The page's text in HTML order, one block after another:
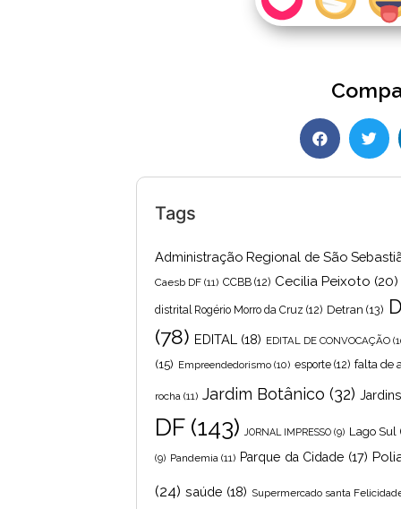
Tags
Administração Regional de São
Caesb DF (11) CCBB (12) Cecilia Peixoto (20)
distrital Rogério Morro da Cruz (12) Detran (13)
(78) EDITAL (18) EDITAL DE CONVOCAÇÃO
(15) Empreendedorismo (10) esporte (12) falta de
rocha (11) Jardim Botânico (32)
DF(143) JORNAL IMPRESSO (9) Lago Sul
(9) Pandemia (11) Parque da Cidade (17)
(24) saúde (18) Supermercado santa